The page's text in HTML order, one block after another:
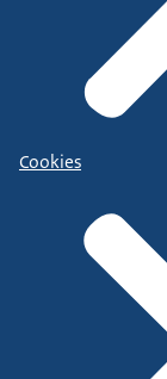
Cookies